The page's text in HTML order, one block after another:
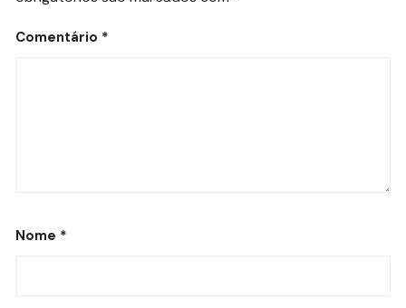
Comentário *
Nome *